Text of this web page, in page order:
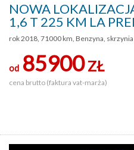
NOWA
1,6 T 225 KM LA
rok 2018, 71000 km, Benzyna,
od 85900ZŁ
cena brutto (faktura vat-marża)